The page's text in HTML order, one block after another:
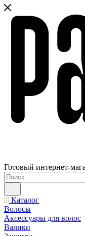
Готовый интернет-
Каталог
Волосы
Аксессуары для волос
Валики